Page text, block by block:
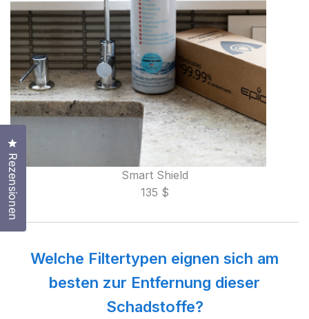
Smart Shield
135 $
Welche Filtertypen eignen sich am
besten zur Entfernung dieser
Schadstoffe?
Rezensionen
Klicken Sie, um den Bewertungsdialog zu öffnen